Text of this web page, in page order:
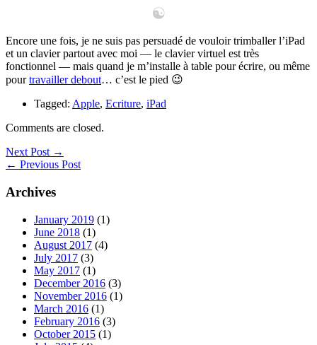
Encore une fois, je ne suis pas persuadé de vouloir trimballer l’iPad
et un clavier partout avec moi — le clavier virtuel est très
fonctionnel — mais quand je m’installe à table pour écrire, ou même
pourtravailler debout… c’est le pied 😉
Tagged: Apple, Ecriture, iPad
Comments are closed.
Next Post →
← Previous Post
Archives
January 2019 (1)
June 2018 (1)
August 2017 (4)
July 2017 (3)
May 2017 (1)
December 2016 (3)
November 2016 (1)
March 2016 (1)
February 2016 (3)
October 2015 (1)